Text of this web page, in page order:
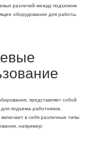
различий между подъемом
оборудование для работы.
представляет собой
подъема работников,
в себя различные типы
например: